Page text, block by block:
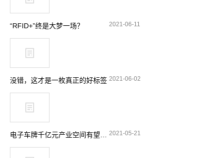
“RFID+”终是大梦一场？ 2021-06-11
没错，这才是一枚真正的好标签 2021-06-02
2021-05-21